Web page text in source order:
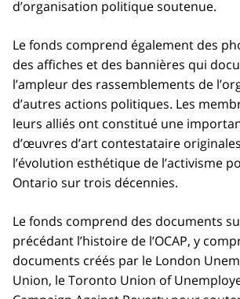
d’organisation politique soutenue.
Le fonds comprend également des
des affiches et des bannières qui
l’ampleur des rassemblements de
d’autres actions politiques. Les
leurs alliés ont constitué une
d’œuvres d’art contestataire
l’évolution esthétique de l’activisme
Ontario sur trois décennies.
Le fonds comprend des documents
précédant l’histoire de l’OCAP, y
documents créés par le London
Union, le Toronto Union of